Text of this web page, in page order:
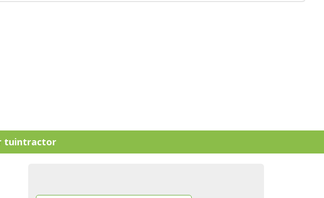
tuintractor